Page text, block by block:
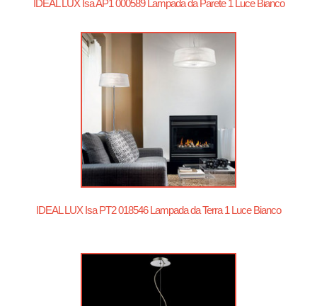
IDEAL LUX Isa AP1 000589 Lampada da Parete 1 Luce Bianco
IDEAL LUX Isa PT2 018546 Lampada da Terra 1 Luce Bianco